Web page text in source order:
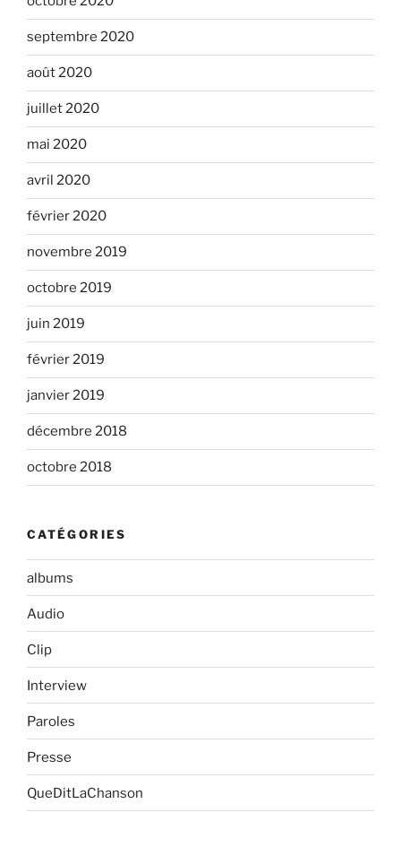
septembre 2020
août 2020
juillet 2020
mai 2020
avril 2020
février 2020
novembre 2019
octobre 2019
juin 2019
février 2019
janvier 2019
décembre 2018
octobre 2018
CATÉGORIES
albums
Audio
Clip
Interview
Paroles
Presse
QueDitLaChanson